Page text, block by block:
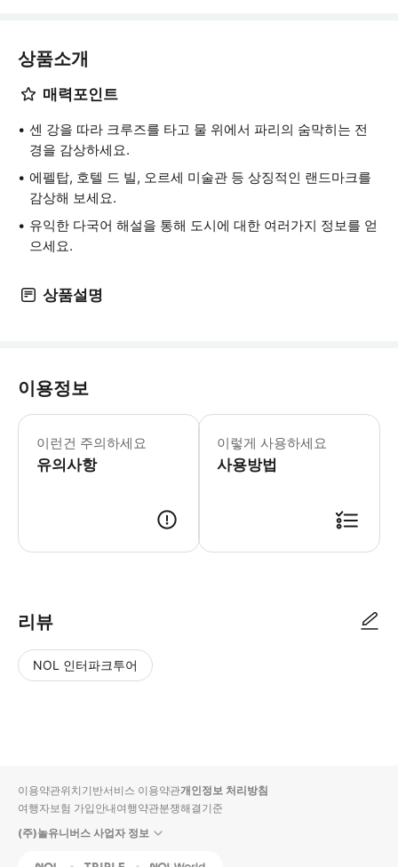
상품소개
매력포인트
센 강을 따라 크루즈를 타고 물 위에서 파리의 숨막히는 전
경을 감상하세요.
에펠탑, 호텔 드 빌, 오르세 미술관 등 상징적인 랜드마크를
감상해 보세요.
유익한 다국어 해설을 통해 도시에 대한 여러가지 정보를 얻
으세요.
상품설명
이용정보
이런건 주의하세요
유의사항
파리 세느강 바토 파리지앵 크루즈
이렇게 사용하세요
사용방법
리뷰
NOL 인터파크투어
입니
다.
순
상
이용약관위치기반서비스 이용약관개인정보 처리방침
여행자보험 가입안내여행약관분쟁해결기준
(주)놀유니버스 사업자 정보